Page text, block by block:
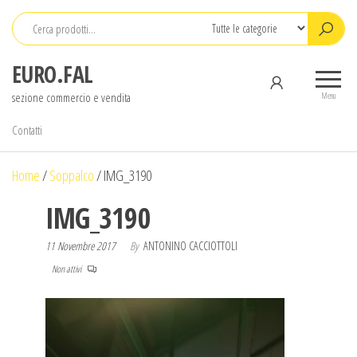
Salta
contenuto
EURO.FAL
sezione commercio e vendita Menu
Contatti
Home/Soppalco/IMG_3190
IMG_3190
11 Novembre 2017 By ANTONINO CACCIOTTOLI
Non attivi